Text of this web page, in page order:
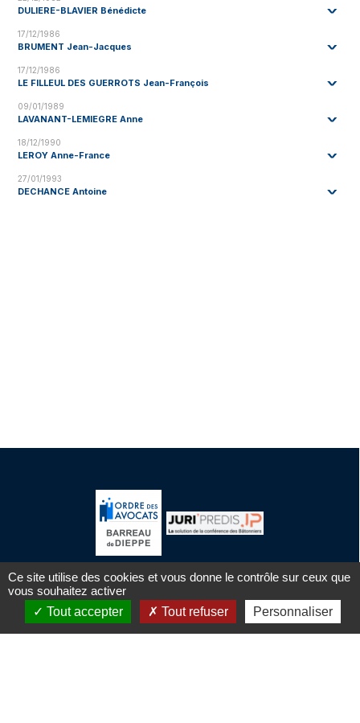
DULIERE-BLAVIER Bénédicte
17/12/1986
BRUMENT Jean-Jacques
17/12/1986
LE FILLEUL DES GUERROTS Jean-François
09/01/1989
LAVANANT-LEMIEGRE Anne
18/12/1990
LEROY Anne-France
27/01/1993
DECHANCE Antoine
Maison de l'Avocat
48 Boulevard du Général de Gaulle
76200 DIEPPE
Ce site utilise des cookies et vous donne le contrôle sur ceux que
vous souhaitez activer
Tout accepter
Tout refuser Personnaliser